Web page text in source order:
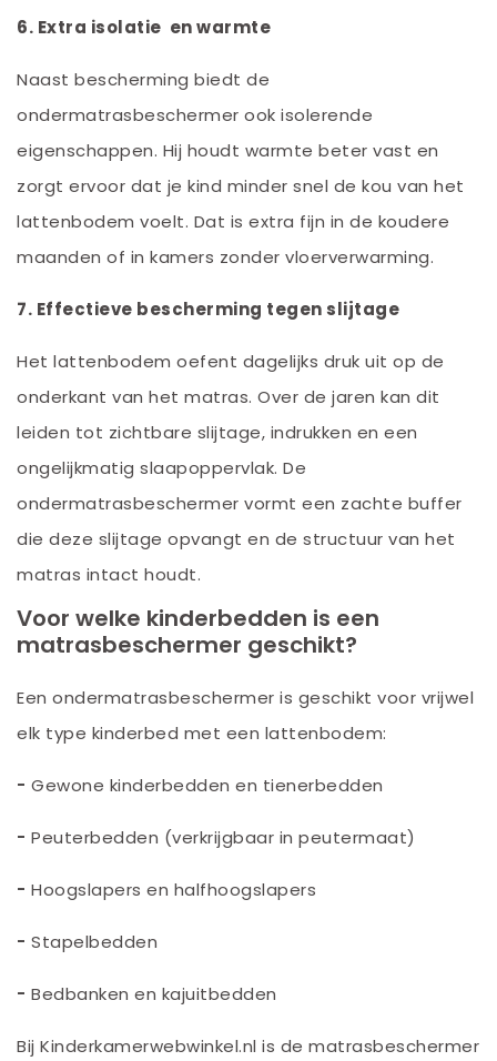
6. Extra isolatie en warmte
Naast bescherming biedt de
ondermatrasbeschermer ook isolerende
eigenschappen. Hij houdt warmte beter vast en
zorgt ervoor dat je kind minder snel de kou van het
lattenbodem voelt. Dat is extra fijn in de koudere
maanden of in kamers zonder vloerverwarming.
7. Effectieve bescherming tegen slijtage
Het lattenbodem oefent dagelijks druk uit op de
onderkant van het matras. Over de jaren kan dit
leiden tot zichtbare slijtage, indrukken en een
ongelijkmatig slaapoppervlak. De
ondermatrasbeschermer vormt een zachte buffer
die deze slijtage opvangt en de structuur van het
matras intact houdt.
Voor welke kinderbedden is een
matrasbeschermer geschikt?
Een ondermatrasbeschermer is geschikt voor vrijwel
elk type kinderbed met een lattenbodem:
- Gewone kinderbedden en tienerbedden
- Peuterbedden (verkrijgbaar in peutermaat)
- Hoogslapers en halfhoogslapers
- Stapelbedden
- Bedbanken en kajuitbedden
Bij Kinderkamerwebwinkel.nl is de matrasbeschermer